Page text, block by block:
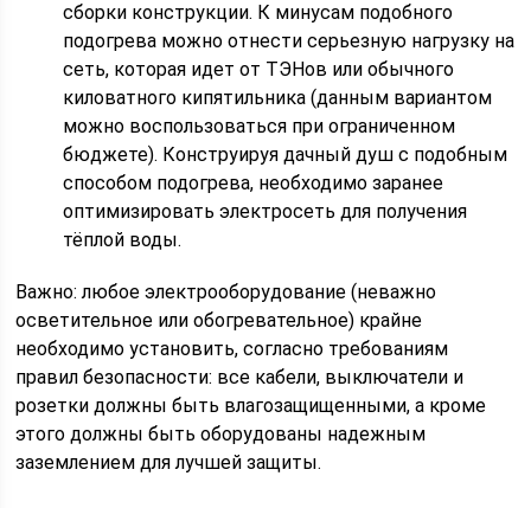
сборки конструкции. К минусам подобного
подогрева можно отнести серьезную нагрузку на
сеть, которая идет от ТЭНов или обычного
киловатного кипятильника (данным вариантом
можно воспользоваться при ограниченном
бюджете). Конструируя дачный душ с подобным
способом подогрева, необходимо заранее
оптимизировать электросеть для получения
тёплой воды.
Важно: любое электрооборудование (неважно
осветительное или обогревательное) крайне
необходимо установить, согласно требованиям
правил безопасности: все кабели, выключатели и
розетки должны быть влагозащищенными, а кроме
этого должны быть оборудованы надежным
заземлением для лучшей защиты.